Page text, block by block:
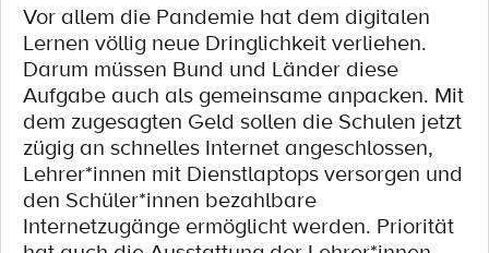
Vor allem die Pandemie hat dem digitalen
Lernen völlig neue Dringlichkeit verliehen.
Darum müssen Bund und Länder diese
Aufgabe auch als gemeinsame anpacken. Mit
dem zugesagten Geld sollen die Schulen jetzt
zügig an schnelles Internet angeschlossen,
Lehrer*innen mit Dienstlaptops versorgen und
den Schüler*innen bezahlbare
Internetzugänge ermöglicht werden. Priorität